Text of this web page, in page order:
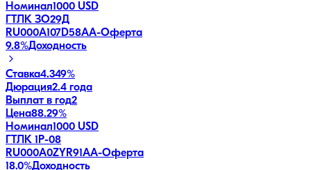
Номинал1000 USD
ГТЛК ЗО29Д
RU000A107D58AA-Оферта
9.8%Доходность
Ставка4.349%
Дюрация2.4 года
Выплат в год2
Цена88.29%
Номинал1000 USD
ГТЛК 1P-08
RU000A0ZYR91AA-Оферта
18.0%Доходность